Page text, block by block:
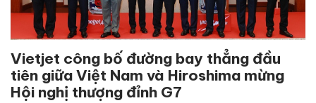
Vietjet công bố đường bay thẳng đầu
tiên giữa Việt Nam và Hiroshima mừng
Hội nghị thượng đỉnh G7